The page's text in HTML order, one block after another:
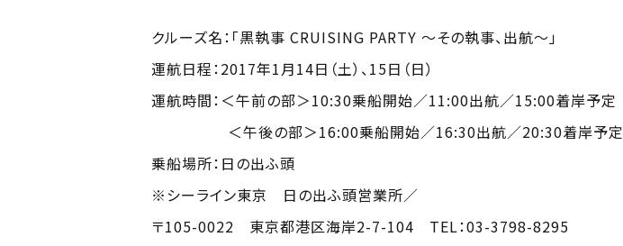
クルーズ名：「黒執事 CRUISING PARTY ～その執事、出航～」
運航日程：2017年1月14日（土）、15日（日）
運航時間：＜午前の部＞10:30乗船開始／11:00出航／15:00着岸予定
＜午後の部＞16:00乗船開始／16:30出航／20:30着岸予定
乗船場所：日の出ふ頭
※シーライン東京 日の出ふ頭営業所／
〒105-0022 東京都港区海岸2-7-104 TEL：03-3798-8295